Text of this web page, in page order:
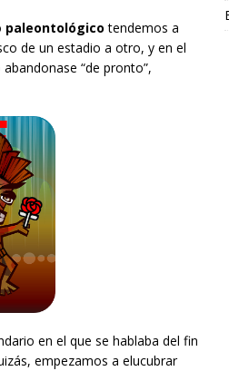
paleontológico tendemos a
de un estadio a otro, y en el
“de pronto”,
en el que se hablaba del fin
empezamos a elucubrar